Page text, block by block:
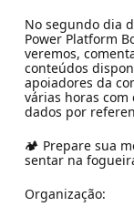
No segundo dia
Power Platform
veremos,
conteúdos
apoiadores da
várias horas com
dados por
🏕️ Prepare sua
sentar na
Organização: